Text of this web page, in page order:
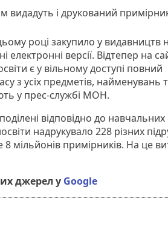
видадуть і друкований
році закупило у
електронні версії. Відтепер на
є у вільному доступі повний
з усіх предметів, найменувань
у прес-службі МОН.
відповідно до навчальних
надрукувало 228 різних
8 мільйонів примірників. На це
джерел у Google